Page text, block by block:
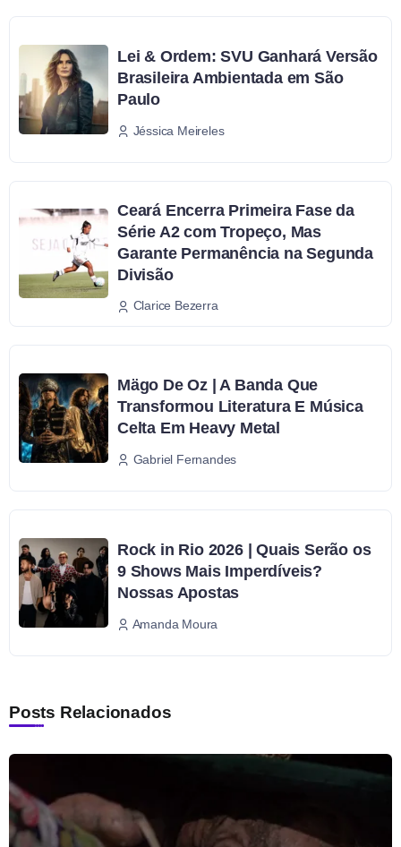
Lei & Ordem: SVU Ganhará Versão
Brasileira Ambientada em São
Paulo
Jéssica Meireles
Ceará Encerra Primeira Fase da
Série A2 com Tropeço, Mas
Garante Permanência na Segunda
Divisão
Clarice Bezerra
Mägo De Oz | A Banda Que
Transformou Literatura E Música
Celta Em Heavy Metal
Gabriel Fernandes
Rock in Rio 2026 | Quais Serão os
9 Shows Mais Imperdíveis?
Nossas Apostas
Amanda Moura
Posts Relacionados